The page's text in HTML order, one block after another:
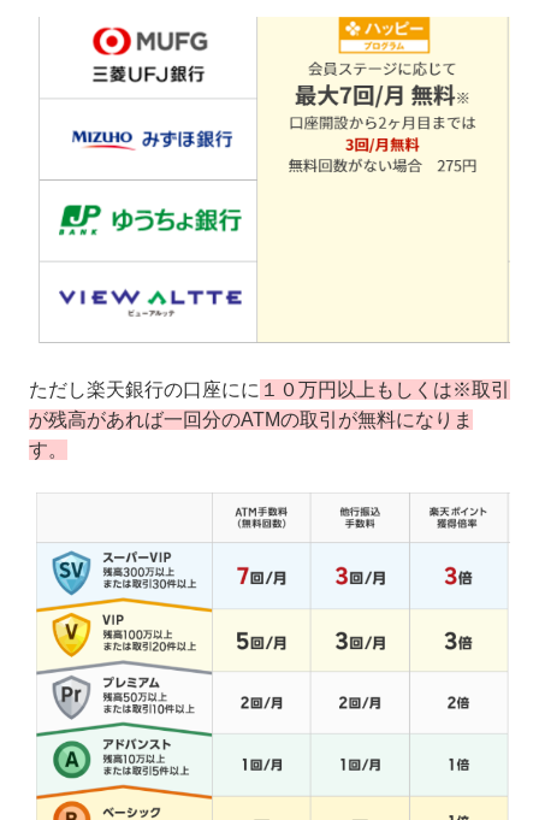
ただし楽天銀行の口座にに １０万円以上もしくは※取引
が残高があれば一回分のATMの取引が無料になりま
す。